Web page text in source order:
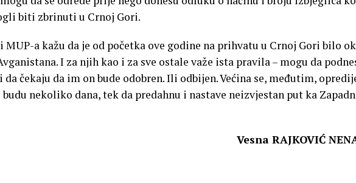
biti zbrinuti u Crnoj Gori.
MUP-a kažu da je od početka ove godine na prihvatu u Crnoj Gori bilo
I za njih kao i za sve ostale važe ista pravila – mogu da
da čekaju da im on bude odobren. Ili odbijen. Većina se, međutim,
nekoliko dana, tek da predahnu i nastave neizvjestan put ka
Vesna RAJKOVIĆ